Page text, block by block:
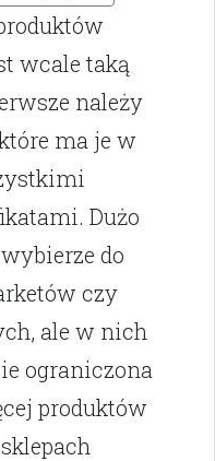
wcale taką
należy
ma je w
Dużo
do
czy
ale w nich
ograniczona
produktów